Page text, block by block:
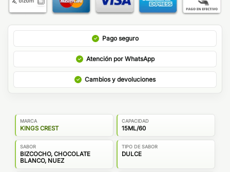
Pago seguro
Atención por WhatsApp
Cambios y devoluciones
MARCA
KINGS CREST
CAPACIDAD
15ML/60
SABOR
BIZCOCHO, CHOCOLATE
BLANCO, NUEZ
TIPO DE SABOR
DULCE